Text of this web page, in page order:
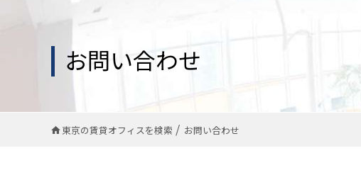
お問い合わせ
東京の賃貸オフィスを検索 お問い合わせ